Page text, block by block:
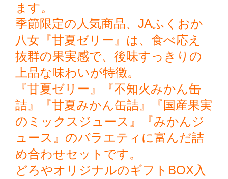
ます。
季節限定の人気商品、JAふくおか
八女『甘夏ゼリー』は、食べ応え
抜群の果実感で、後味すっきりの
上品な味わいが特徴。
『甘夏ゼリー』『不知火みかん缶
詰』『甘夏みかん缶詰』『国産果実
のミックスジュース』『みかんジ
ュース』 のバラエティに富んだ詰
め合わせセットです。
どろやオリジナルのギフトBOX入